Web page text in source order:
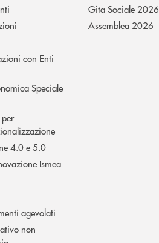
con Enti
Speciale
4.0 e 5.0
Ismea
agevolati
non
Gita Sociale 2026
Assemblea 2026